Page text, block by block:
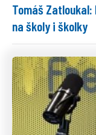
Tomáš
na školy i školky